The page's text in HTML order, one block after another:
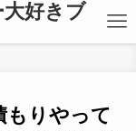
好きブ
もりやって